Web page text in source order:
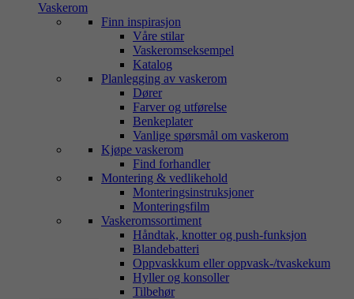
Vaskerom
Finn inspirasjon
Våre stilar
Vaskeromseksempel
Katalog
Planlegging av vaskerom
Dører
Farver og utførelse
Benkeplater
Vanlige spørsmål om vaskerom
Kjøpe vaskerom
Find forhandler
Montering & vedlikehold
Monteringsinstruksjoner
Monteringsfilm
Vaskeromssortiment
Håndtak, knotter og push-funksjon
Blandebatteri
Oppvaskkum eller oppvask-/tvaskekum
Hyller og konsoller
Tilbehør